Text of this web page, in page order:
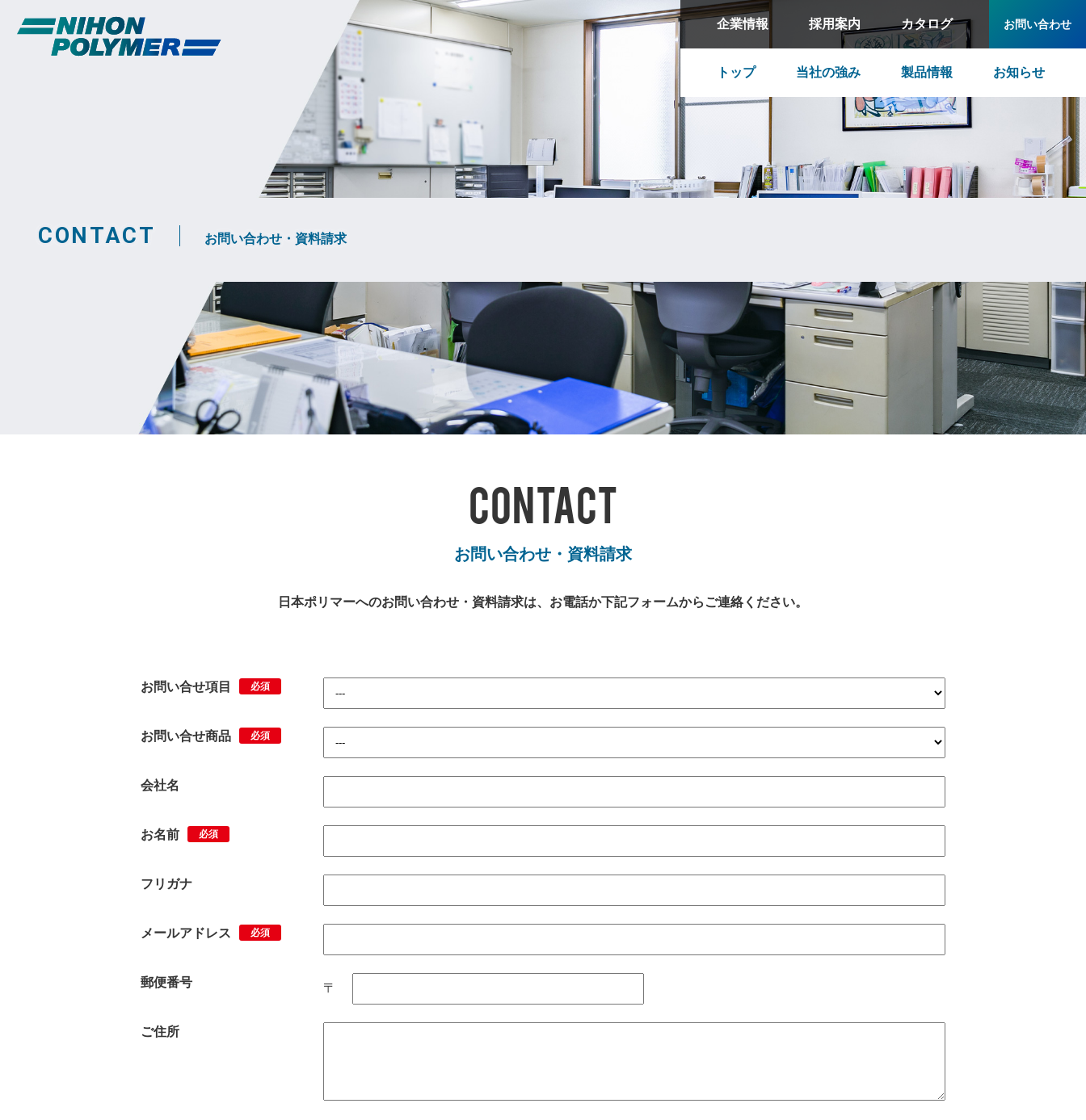
トップ 当社の強み 製品情報 お知らせ
企業情報 採用案内 カタログ お問い合わせ
CONTACT お問い合わせ・資料請求
CONTACT
お問い合わせ・資料請求
日本ポリマーへのお問い合わせ・資料請求は、お電話か下記フォームからご連絡ください。
お問い合せ項目 必須
お問い合せ商品 必須
会社名
お名前 必須
フリガナ
メールアドレス 必須
郵便番号 〒
ご住所